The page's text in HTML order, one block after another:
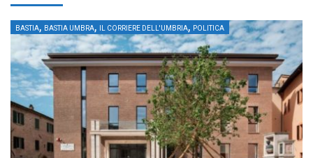
BASTIA, BASTIA UMBRA, IL CORRIERE DELL'UMBRIA, POLITICA